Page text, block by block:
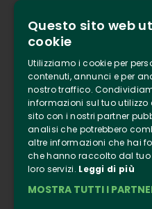
Tenuta
Online
Questo sito web
cookie
Utilizziamo i cookie per
contenuti, annunci e per
nostro traffico.
informazioni sul tuo utilizzo
sito con i nostri partner
analisi che potrebbero
altre informazioni che hai
che hanno raccolto dal tuo
loro servizi. Leggi di più
MOSTRA TUTTI I